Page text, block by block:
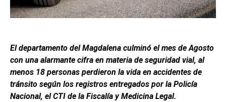
El departamento del Magdalena culminó el mes de Agosto
con una alarmante cifra en materia de seguridad vial, al
menos 18 personas perdieron la vida en accidentes de
tránsito según los registros entregados por la Policía
Nacional, el CTI de la Fiscalía y Medicina Legal.